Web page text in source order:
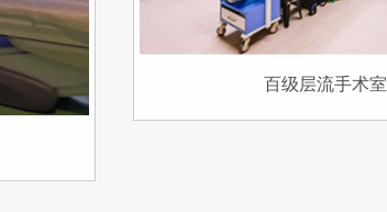
百级层流手术室